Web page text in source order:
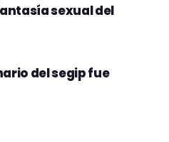
sexual del
del segip fue